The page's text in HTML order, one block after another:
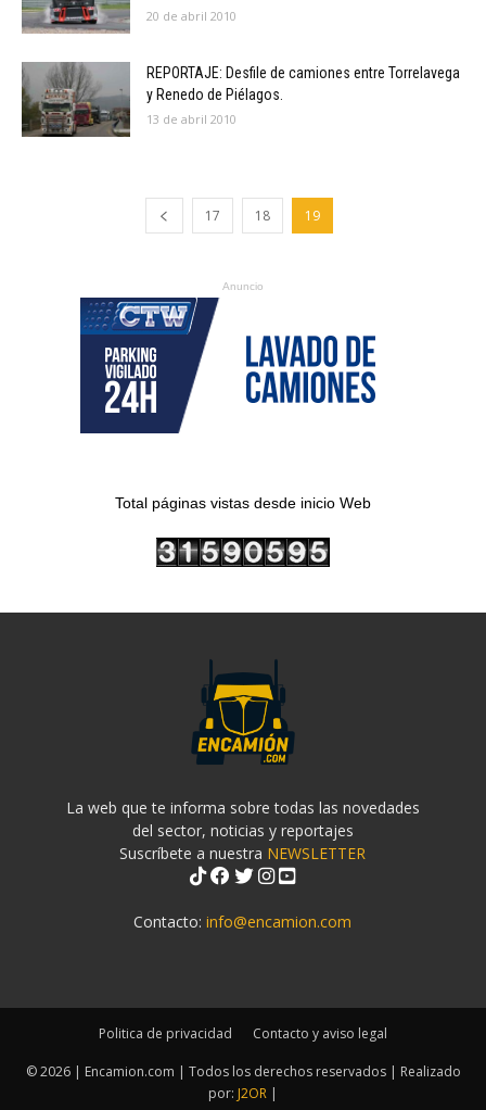
20 de abril 2010
REPORTAJE: Desfile de camiones entre Torrelavega
y Renedo de Piélagos.
13 de abril 2010
17 18 19
Anuncio
Total páginas vistas desde inicio Web
La web que te informa sobre todas las novedades
del sector, noticias y reportajes
Suscríbete a nuestra NEWSLETTER
Contacto:info@encamion.com
Politica de privacidad Contacto y aviso legal
© 2026 | Encamion.com | Todos los derechos reservados | Realizado
por: J2OR |